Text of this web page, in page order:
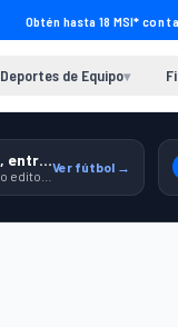
Obtén hasta 18 MSI* con
Deportes de Equipo▾
Previas, entrenamiento y productoVer fútbol →